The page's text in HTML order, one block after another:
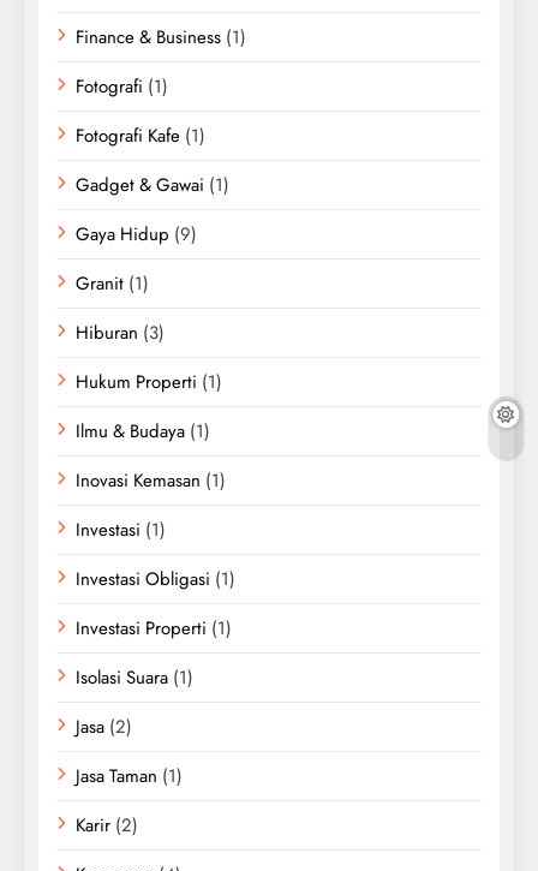
Finance & Business (1)
Fotografi (1)
Fotografi Kafe (1)
Gadget & Gawai (1)
Gaya Hidup (9)
Granit (1)
Hiburan (3)
Hukum Properti (1)
Ilmu & Budaya (1)
Inovasi Kemasan (1)
Investasi (1)
Investasi Obligasi (1)
Investasi Properti (1)
Isolasi Suara (1)
Jasa (2)
Jasa Taman (1)
Karir (2)